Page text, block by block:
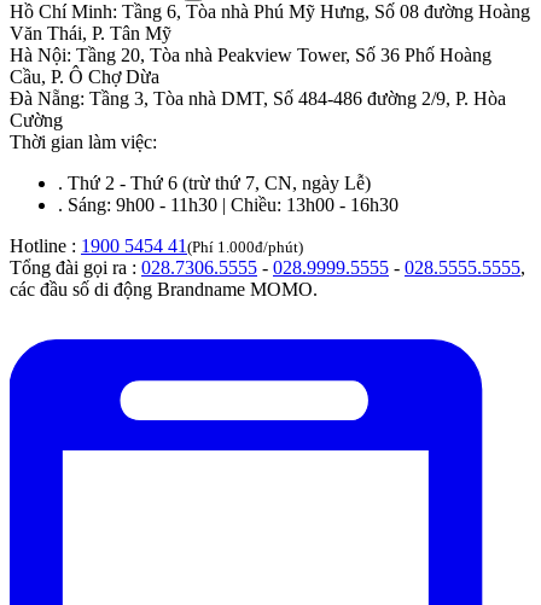
Hồ Chí Minh: Tầng 6, Tòa nhà Phú Mỹ Hưng, Số 08 đường Hoàng
Văn Thái, P. Tân Mỹ
Hà Nội: Tầng 20, Tòa nhà Peakview Tower, Số 36 Phố Hoàng
Cầu, P. Ô Chợ Dừa
Đà Nẵng: Tầng 3, Tòa nhà DMT, Số 484-486 đường 2/9, P. Hòa
Cường
Thời gian làm việc:
. Thứ 2 - Thứ 6 (trừ thứ 7, CN, ngày Lễ)
. Sáng: 9h00 - 11h30 | Chiều: 13h00 - 16h30
Hotline : 1900 5454 41 (Phí 1.000đ/phút)
Tổng đài gọi ra : 028.7306.5555 - 028.9999.5555 - 028.5555.5555,
các đầu số di động Brandname MOMO.